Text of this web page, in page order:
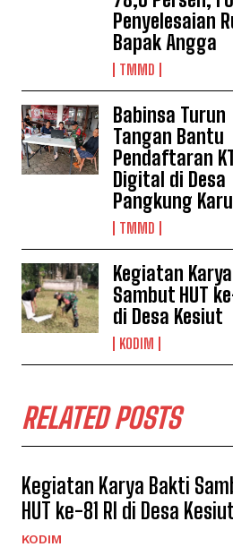
Penyelesaian
Bapak Angga
TMMD
Babinsa Turun
Tangan Bantu
Pendaftaran
Digital di Desa
Pangkung
TMMD
Kegiatan
Sambut HUT
di Desa Kesiut
KODIM
RELATED POSTS
Kegiatan Karya Bakti
HUT ke-81 RI di Desa Kesiut
KODIM